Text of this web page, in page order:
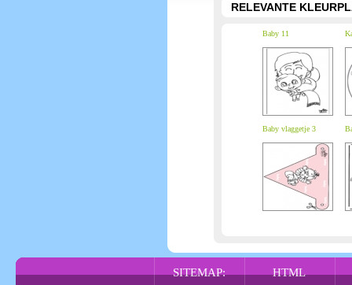
RELEVANTE
Baby 11
Baby vlaggetje 3
SITEMAP: HTML